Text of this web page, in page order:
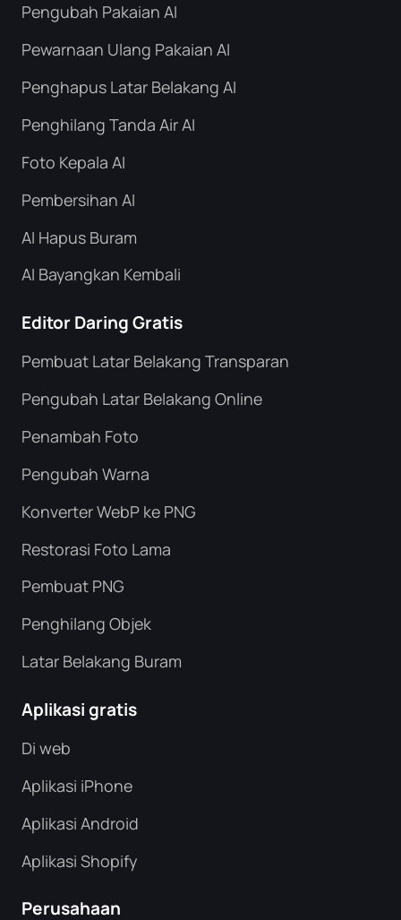
Pengubah Pakaian AI
Pewarnaan Ulang Pakaian AI
Penghapus Latar Belakang AI
Penghilang Tanda Air AI
Foto Kepala AI
Pembersihan AI
AI Hapus Buram
AI Bayangkan Kembali
Editor Daring Gratis
Pembuat Latar Belakang Transparan
Pengubah Latar Belakang Online
Penambah Foto
Pengubah Warna
Konverter WebP ke PNG
Restorasi Foto Lama
Pembuat PNG
Penghilang Objek
Latar Belakang Buram
Aplikasi gratis
Di web
Aplikasi iPhone
Aplikasi Android
Aplikasi Shopify
Perusahaan